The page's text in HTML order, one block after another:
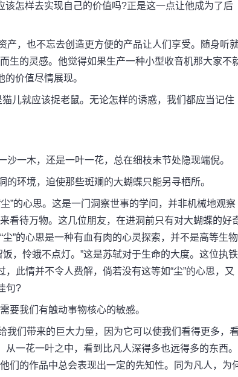
怎样去实现自己的价值吗?正是这一点让他成为了后
也不忘去创造更方便的产品让人们享受。随身听
生的灵感。他觉得如果生产一种小型收音机那大家不
价值尽情展现。
就应该捉老鼠。无论怎样的诱惑，我们都应当记住
一木，还是一叶一花，总在细枝末节处隐现端倪。
环境，迫使那些斑斓的大蝴蝶只能另寻栖所。
的心思。这是一门洞察世事的学问，并非机械地观察
看待万物。这几位朋友，在进洞前只有对大蝴蝶的好
”的心思是一种有血有肉的心灵探索，并不是高等生物
，怜蛾不点灯。”这是苏轼对于生命的大度。这位执铁
此情并不令人费解，倘若没有这等如“尘”的心思，又
句?
要我们有触动事物核心的敏感。
们带来的巨大力量，因为它可以使我们看得更多，看
一花一叶之中，看到比凡人深得多也远得多的东西。
们的作品中总会表现出一定的先知性。同为凡人，为